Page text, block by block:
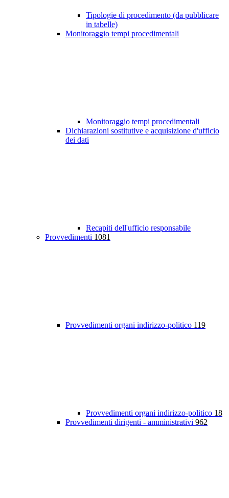
Tipologie di procedimento (da pubblicare
in tabelle)
Monitoraggio tempi procedimentali
Monitoraggio tempi procedimentali
Dichiarazioni sostitutive e acquisizione d'ufficio
dei dati
Recapiti dell'ufficio responsabile
Provvedimenti 1081
Provvedimenti organi indirizzo-politico 119
Provvedimenti organi indirizzo-politico 18
Provvedimenti dirigenti - amministrativi 962